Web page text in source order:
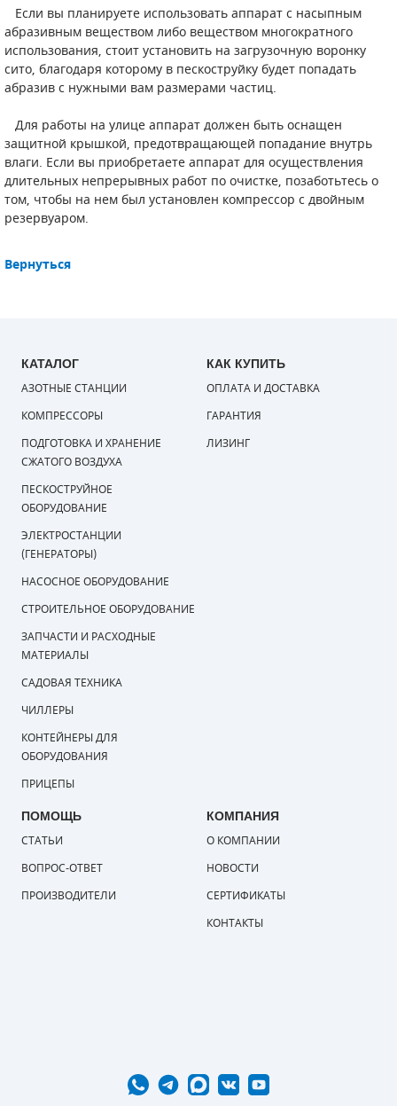
Если вы планируете использовать аппарат с насыпным
абразивным веществом либо веществом многократного
использования, стоит установить на загрузочную воронку
сито, благодаря которому в пескоструйку будет попадать
абразив с нужными вам размерами частиц.
Для работы на улице аппарат должен быть оснащен
защитной крышкой, предотвращающей попадание внутрь
влаги. Если вы приобретаете аппарат для осуществления
длительных непрерывных работ по очистке, позаботьтесь о
том, чтобы на нем был установлен компрессор с двойным
резервуаром.
Вернуться
КАТАЛОГ
АЗОТНЫЕ СТАНЦИИ
КОМПРЕССОРЫ
ПОДГОТОВКА И ХРАНЕНИЕ
СЖАТОГО ВОЗДУХА
ПЕСКОСТРУЙНОЕ
ОБОРУДОВАНИЕ
ЭЛЕКТРОСТАНЦИИ
(ГЕНЕРАТОРЫ)
НАСОСНОЕ ОБОРУДОВАНИЕ
СТРОИТЕЛЬНОЕ ОБОРУДОВАНИЕ
ЗАПЧАСТИ И РАСХОДНЫЕ
МАТЕРИАЛЫ
САДОВАЯ ТЕХНИКА
ЧИЛЛЕРЫ
КОНТЕЙНЕРЫ ДЛЯ
ОБОРУДОВАНИЯ
ПРИЦЕПЫ
КАК КУПИТЬ
ОПЛАТА И ДОСТАВКА
ГАРАНТИЯ
ЛИЗИНГ
ПОМОЩЬ
СТАТЬИ
ВОПРОС-ОТВЕТ
ПРОИЗВОДИТЕЛИ
КОМПАНИЯ
О КОМПАНИИ
НОВОСТИ
СЕРТИФИКАТЫ
КОНТАКТЫ